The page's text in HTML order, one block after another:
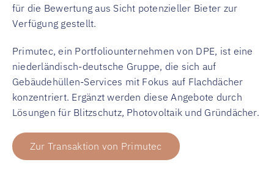
für die Bewertung aus Sicht potenzieller Bieter zur
Verfügung gestellt.
Primutec, ein Portfoliounternehmen von DPE, ist eine
niederländisch-deutsche Gruppe, die sich auf
Gebäudehüllen-Services mit Fokus auf Flachdächer
konzentriert. Ergänzt werden diese Angebote durch
Lösungen für Blitzschutz, Photovoltaik und Gründächer.
Zur Transaktion von Primutec